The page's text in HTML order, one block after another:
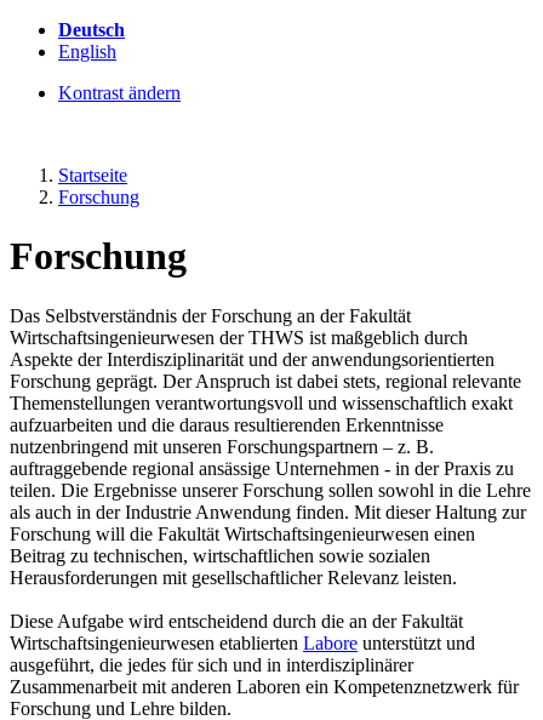
Deutsch
English
Kontrast ändern
Startseite
Forschung
Forschung
Das Selbstverständnis der Forschung an der Fakultät
Wirtschaftsingenieurwesen der THWS ist maßgeblich durch
Aspekte der Interdisziplinarität und der anwendungsorientierten
Forschung geprägt. Der Anspruch ist dabei stets, regional relevante
Themenstellungen verantwortungsvoll und wissenschaftlich exakt
aufzuarbeiten und die daraus resultierenden Erkenntnisse
nutzenbringend mit unseren Forschungspartnern – z. B.
auftraggebende regional ansässige Unternehmen - in der Praxis zu
teilen. Die Ergebnisse unserer Forschung sollen sowohl in die Lehre
als auch in der Industrie Anwendung finden. Mit dieser Haltung zur
Forschung will die Fakultät Wirtschaftsingenieurwesen einen
Beitrag zu technischen, wirtschaftlichen sowie sozialen
Herausforderungen mit gesellschaftlicher Relevanz leisten.
Diese Aufgabe wird entscheidend durch die an der Fakultät
Wirtschaftsingenieurwesen etablierten Labore unterstützt und
ausgeführt, die jedes für sich und in interdisziplinärer
Zusammenarbeit mit anderen Laboren ein Kompetenznetzwerk für
Forschung und Lehre bilden.